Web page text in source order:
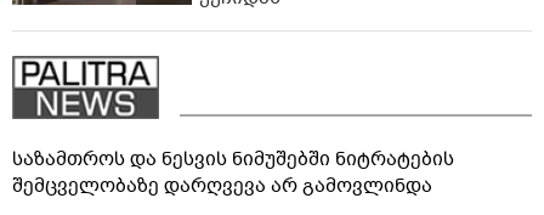
საზამთროს და ნესვის ნიმუშებში ნიტრატების
შემცველობაზე დარღვევა არ გამოვლინდა